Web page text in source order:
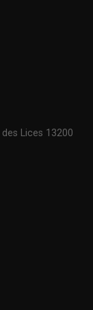
Lices 13200